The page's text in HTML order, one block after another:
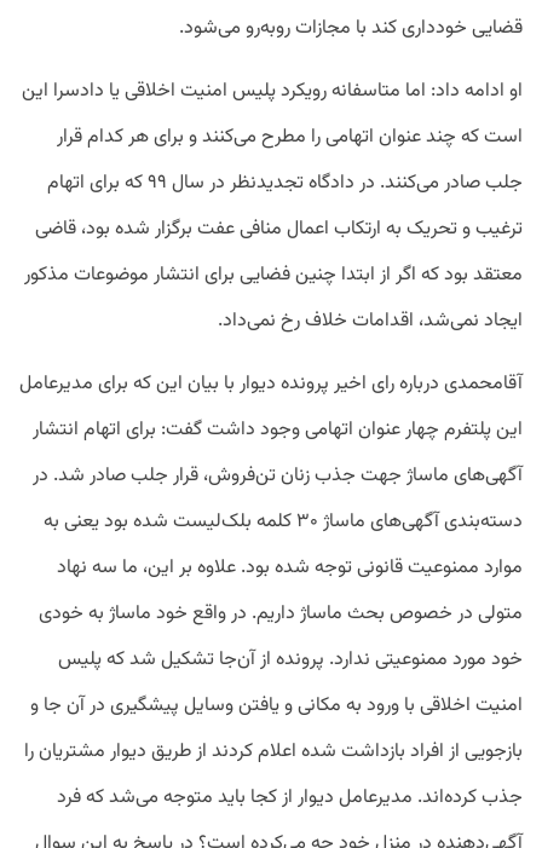
قضایی خودداری کند با مجازات روبه‌رو می‌شود.
او ادامه داد: اما متاسفانه رویکرد پلیس امنیت اخلاقی یا دادسرا این
است که چند عنوان اتهامی را مطرح می‌کنند و برای هر کدام قرار
جلب صادر می‌کنند. در دادگاه تجدیدنظر در سال ۹۹ که برای اتهام
ترغیب و تحریک به ارتکاب اعمال منافی عفت برگزار شده بود، قاضی
معتقد بود که اگر از ابتدا چنین فضایی برای انتشار موضوعات مذکور
ایجاد نمی‌شد، اقدامات خلاف رخ نمی‌داد.
آقامحمدی درباره رای اخیر پرونده دیوار با بیان این که برای مدیرعامل
این پلتفرم چهار عنوان اتهامی وجود داشت گفت: برای اتهام انتشار
آگهی‌های ماساژ جهت جذب زنان تن‌فروش، قرار جلب صادر شد. در
دسته‌بندی آگهی‌های ماساژ ۳۰ کلمه بلک‌لیست شده بود یعنی به
موارد ممنوعیت قانونی توجه شده بود. علاوه بر این، ما سه نهاد
متولی در خصوص بحث ماساژ داریم. در واقع خود ماساژ به خودی
خود مورد ممنوعیتی ندارد. پرونده از آن‌جا تشکیل شد که پلیس
امنیت اخلاقی با ورود به مکانی و یافتن وسایل پیشگیری در آن جا و
بازجویی از افراد بازداشت شده اعلام کردند از طریق دیوار مشتریان را
جذب کرده‌اند. مدیرعامل دیوار از کجا باید متوجه می‌شد که فرد